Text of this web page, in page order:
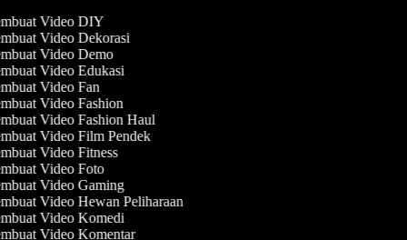
Video DIY
Video Dekorasi
Video Demo
Video Edukasi
Video Fan
Video Fashion
Video Fashion Haul
Video Film Pendek
Video Fitness
Video Foto
Video Gaming
Video Hewan Peliharaan
Video Komedi
Video Komentar